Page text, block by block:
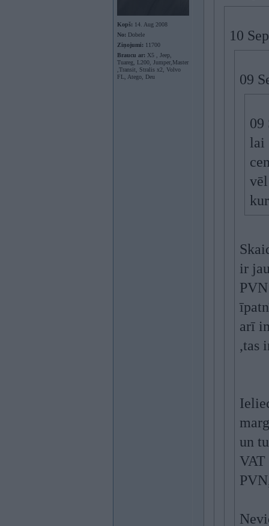
Kopš: 14. Aug 2008
No: Dobele
Ziņojumi: 11700
Braucu ar: X5 , Jeep,
Tuareg, L200, Jumper,Master
,Transit, Stralis x2, Volvo
FL, Atego, Deu
10
09
09
lai
ir
arī
,tas
un
VAT